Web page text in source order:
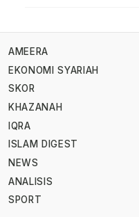
AMEERA
EKONOMI SYARIAH
SKOR
KHAZANAH
IQRA
ISLAM DIGEST
NEWS
ANALISIS
SPORT